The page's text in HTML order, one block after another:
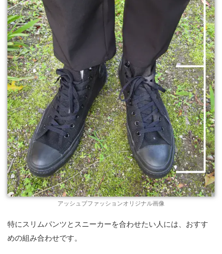
アッシュブファッションオリジナル画像
特にスリムパンツとスニーカーを合わせたい人には、おすす
めの組み合わせです。